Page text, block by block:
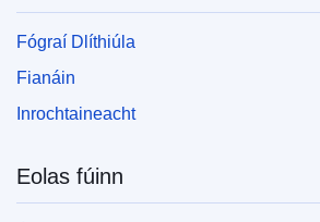
Fógraí Dlíthiúla
Fianáin
Inrochtaineacht
Eolas fúinn